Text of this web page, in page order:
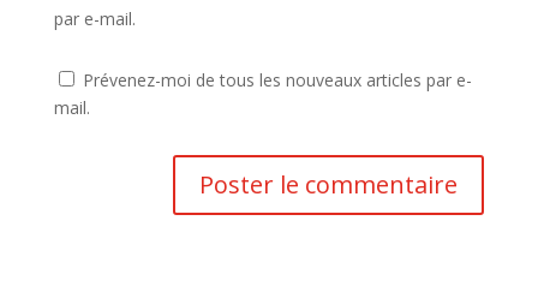
par e-mail.
Prévenez-moi de tous les nouveaux articles par e-
mail.